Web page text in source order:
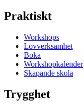
Praktiskt
Workshops
Lovverksamhet
Boka
Workshopkalender
Skapande skola
Trygghet